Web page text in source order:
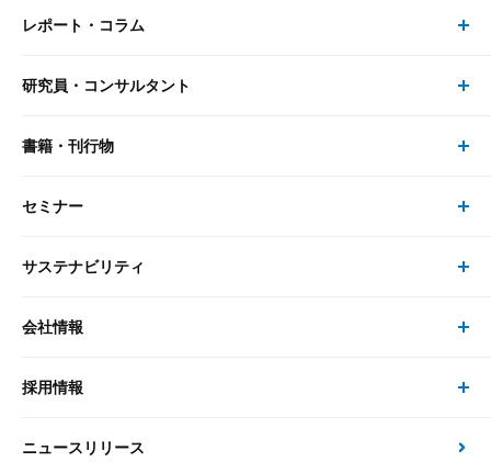
事業・ソリューション トップ
リサーチ
大和総研の強み
先端テクノロジーに基づく新たな価値の創出
レポート・コラム
レポート・コラム トップ
最新のレポート・コラム
政策分析
研究員・コンサルタント
研究員・コンサルタント トップ
研究員
書籍・刊行物
書籍・刊行物 トップ
書籍
セミナー
セミナー トップ
現在受付中のセミナー・イベント
サステナビリティ
サステナビリティの取り組み
次世代社会への貢献
会社情報
会社情報 トップ
会社概要・役員一覧
採用情報
採用情報 トップ
ニュースリリース